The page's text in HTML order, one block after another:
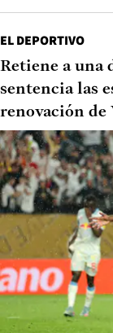
EL DEPORTIVO
Retiene a una
sentencia las
renovación